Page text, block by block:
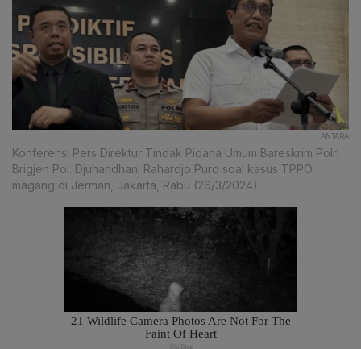
ANTARA
Konferensi Pers Direktur Tindak Pidana Umum Bareskrim Polri
Brigjen Pol. Djuhandhani Rahardjo Puro soal kasus TPPO
magang di Jerman, Jakarta, Rabu (26/3/2024)